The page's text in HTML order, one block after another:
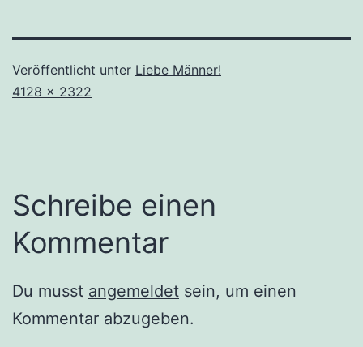
Veröffentlicht unter Liebe Männer!
Originalgröße
4128 × 2322
Schreibe einen
Kommentar
Du musst angemeldet sein, um einen
Kommentar abzugeben.